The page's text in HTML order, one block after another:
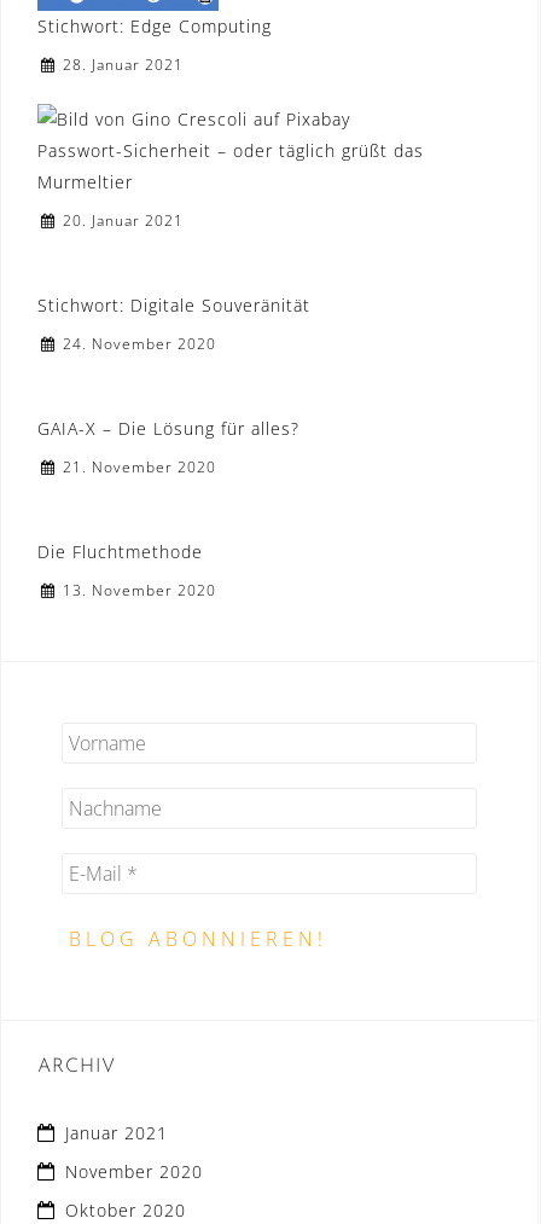
Stichwort: Edge Computing
28. Januar 2021
Passwort-Sicherheit – oder täglich grüßt das
Murmeltier
20. Januar 2021
Stichwort: Digitale Souveränität
24. November 2020
GAIA-X – Die Lösung für alles?
21. November 2020
Die Fluchtmethode
13. November 2020
ARCHIV
Januar 2021
November 2020
Oktober 2020